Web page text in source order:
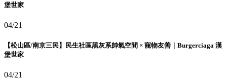
堡世家
04/21
【松山區/南京三民】民生社區黑灰系帥氣空間 × 寵物友善｜Burgerciaga 漢
堡世家
04/21